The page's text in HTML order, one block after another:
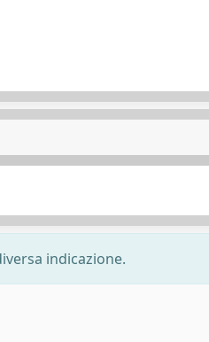
indicazione.